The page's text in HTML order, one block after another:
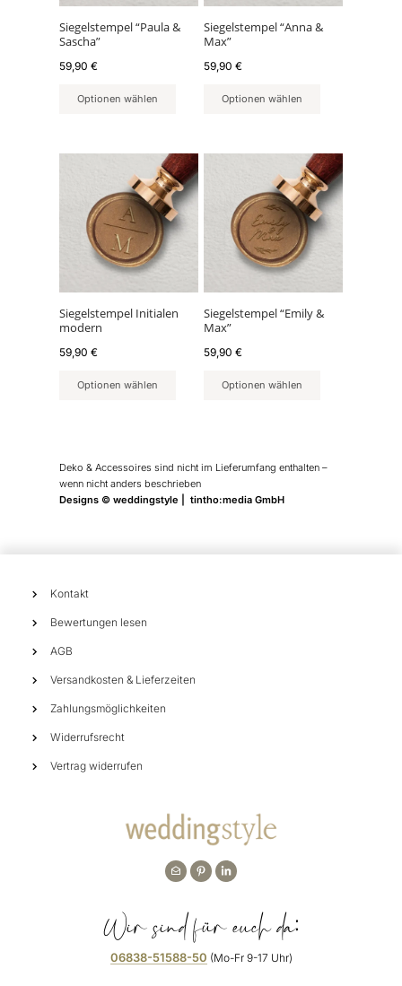
Siegelstempel “Paula &
Sascha”
59,90 €
Optionen wählen
Siegelstempel “Anna &
Max”
59,90€
Optionen wählen
Siegelstempel Initialen
modern
59,90 €
Optionen wählen
Siegelstempel “Emily &
Max”
59,90€
Optionen wählen
Deko & Accessoires sind nicht im Lieferumfang enthalten –
wenn nicht anders beschrieben
Designs © weddingstyle | tintho:media GmbH
Kontakt
Bewertungen lesen
AGB
Versandkosten & Lieferzeiten
Zahlungsmöglichkeiten
Widerrufsrecht
Vertrag widerrufen
Wir sind für euch da:
06838-51588-50 (Mo-Fr 9-17 Uhr)